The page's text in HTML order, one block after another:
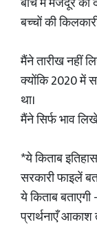
बच्चों की
मैंने तारीख नहीं
क्योंकि 2020 में
था।
मैंने सिर्फ भाव
*ये किताब
सरकारी फाइलें
ये किताब
प्रार्थनाएँ